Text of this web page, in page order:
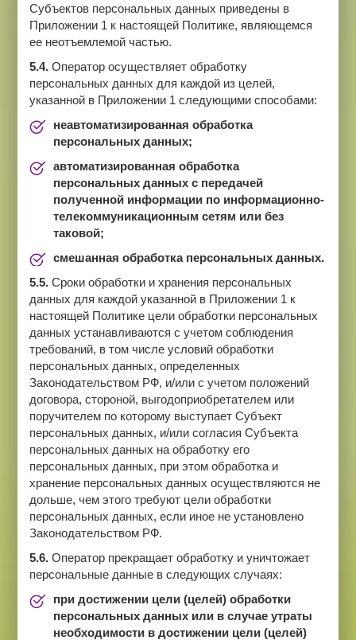
Субъектов персональных данных приведены в
Приложении 1 к настоящей Политике, являющемся
ее неотъемлемой частью.
5.4. Оператор осуществляет обработку
персональных данных для каждой из целей,
указанной в Приложении 1 следующими способами:
неавтоматизированная обработка
персональных данных;
автоматизированная обработка
персональных данных с передачей
полученной информации по информационно-
телекоммуникационным сетям или без
таковой;
смешанная обработка персональных данных.
5.5. Сроки обработки и хранения персональных
данных для каждой указанной в Приложении 1 к
настоящей Политике цели обработки персональных
данных устанавливаются с учетом соблюдения
требований, в том числе условий обработки
персональных данных, определенных
Законодательством РФ, и/или с учетом положений
договора, стороной, выгодоприобретателем или
поручителем по которому выступает Субъект
персональных данных, и/или согласия Субъекта
персональных данных на обработку его
персональных данных, при этом обработка и
хранение персональных данных осуществляются не
дольше, чем этого требуют цели обработки
персональных данных, если иное не установлено
Законодательством РФ.
5.6. Оператор прекращает обработку и уничтожает
персональные данные в следующих случаях:
при достижении цели (целей) обработки
персональных данных или в случае утраты
необходимости в достижении цели (целей)